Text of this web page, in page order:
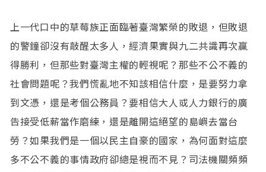
上一代口中的草莓族正面臨著臺灣繁榮的敗退，但敗退
的警鐘卻沒有敲醒太多人，經濟果實與九二共識再次贏
得勝利，但那些對臺灣主權的輕視呢？那些不公不義的
社會問題呢？我們慌亂地不知該相信什麼，是要努力拿
到文憑，還是考個公務員？要相信大人或人力銀行的廣
告接受低薪當作磨練，還是離開這絕望的島嶼去當台
勞？如果我們是一個以民主自豪的國家，為何面對這麼
多不公不義的事情政府卻總是視而不見？司法機關頻頻